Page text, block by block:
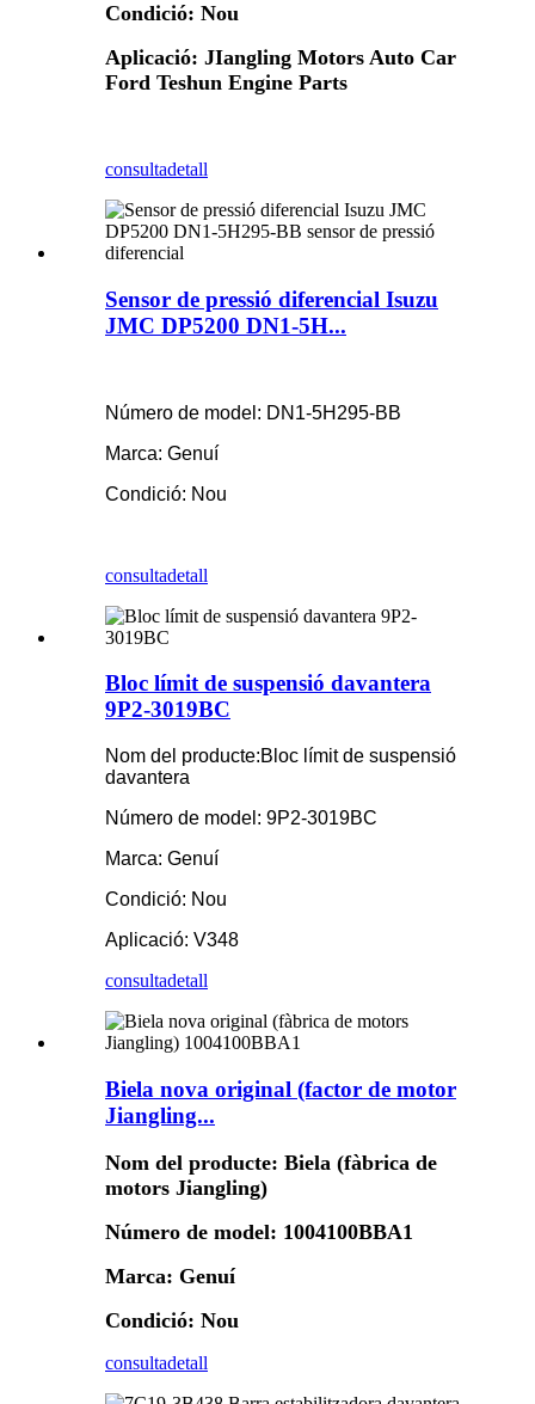
Condició: Nou
Aplicació: JIangling Motors Auto Car
Ford Teshun Engine Parts
consultadetall
Sensor de pressió diferencial Isuzu
JMC DP5200 DN1-5H...
Número de model: DN1-5H295-BB
Marca: Genuí
Condició: Nou
consultadetall
Bloc límit de suspensió davantera
9P2-3019BC
Nom del producte:Bloc límit de suspensió
davantera
Número de model: 9P2-3019BC
Marca: Genuí
Condició: Nou
Aplicació: V348
consultadetall
Biela nova original (factor de motor
Jiangling...
Nom del producte: Biela (fàbrica de
motors Jiangling)
Número de model: 1004100BBA1
Marca: Genuí
Condició: Nou
consultadetall